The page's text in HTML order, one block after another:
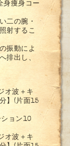
身痩身コー
二の腕・
射するこ
振動によ
排出し、
オ波＋キ
】(片面15
ョン10
オ波＋キ